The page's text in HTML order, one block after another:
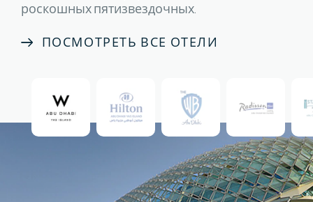
роскошных пятизвездочных.
ПОСМОТРЕТЬ ВСЕ ОТЕЛИ